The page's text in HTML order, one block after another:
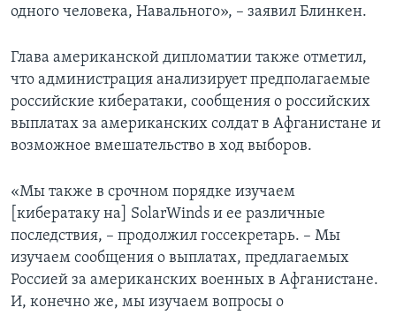
одного человека, Навального», – заявил Блинкен.
Глава американской дипломатии также отметил,
что администрация анализирует предполагаемые
российские кибератаки, сообщения о российских
выплатах за американских солдат в Афганистане и
возможное вмешательство в ход выборов.
«Мы также в срочном порядке изучаем
[кибератаку на] SolarWinds и ее различные
последствия, – продолжил госсекретарь. – Мы
изучаем сообщения о выплатах, предлагаемых
Россией за американских военных в Афганистане.
И, конечно же, мы изучаем вопросы о